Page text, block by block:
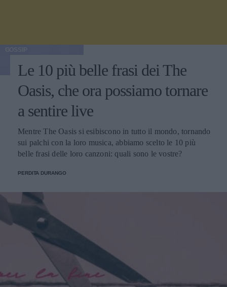
Le 10 più belle frasi dei The
Oasis, che ora possiamo tornare
a sentire live
Mentre The Oasis si esibiscono in tutto il mondo, tornando
sui palchi con la loro musica, abbiamo scelto le 10 più
belle frasi delle loro canzoni: quali sono le vostre?
PERDITA DURANGO